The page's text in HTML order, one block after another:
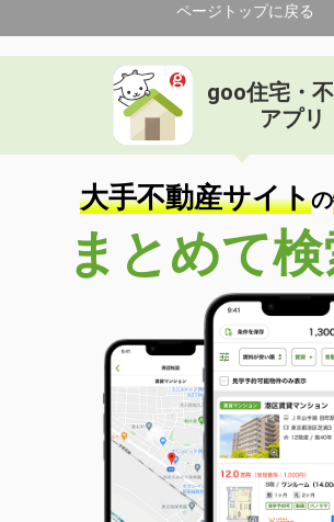
間取り
1LDK
和歌山県和歌山市秋月
価 格
住 所
和歌山県和歌山市秋
専有面積 55.44m²
間取り
2LDK
和歌山県和歌山市北出島
価 格
5.60万円
和歌山県和歌山市
26.08m²
間取り
1K
和歌山県和歌山市杭ノ瀬
価 格
6.55万円
住 所
和歌山県和歌山市杭
専有面積 62.8m²
間取り
2LDK
ページトップに戻る
goo住宅・
アプリ
大手不動産サイトの
まとめて検